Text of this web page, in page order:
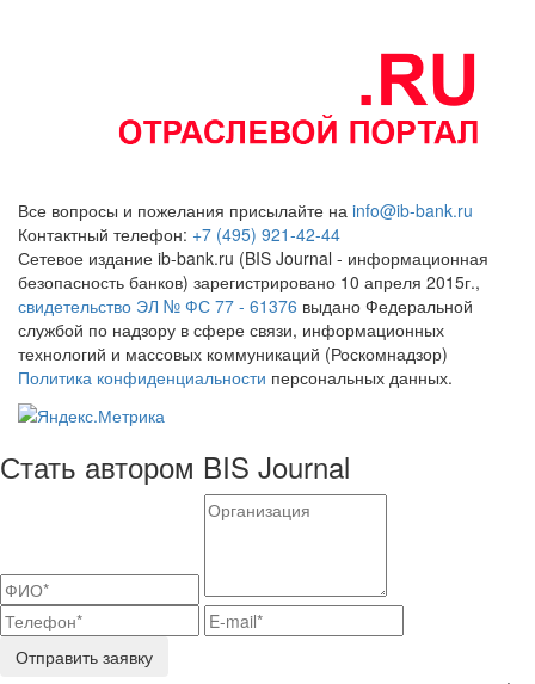
Все вопросы и пожелания присылайте на info@ib-bank.ru
Контактный телефон: +7 (495) 921-42-44
Сетевое издание ib-bank.ru (BIS Journal - информационная
безопасность банков) зарегистрировано 10 апреля 2015г.,
свидетельство ЭЛ № ФС 77 - 61376 выдано Федеральной
службой по надзору в сфере связи, информационных
технологий и массовых коммуникаций (Роскомнадзор)
Политика конфиденциальности персональных данных.
Стать автором BIS Journal
Отправить заявку